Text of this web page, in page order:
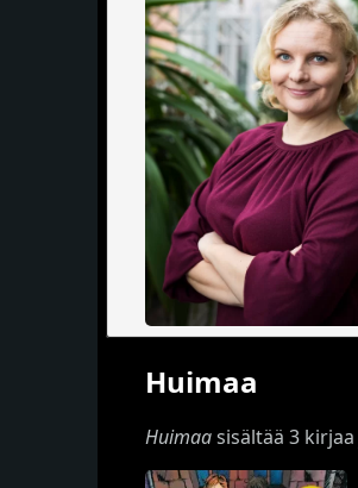
Huimaa
Huimaasisältää 3